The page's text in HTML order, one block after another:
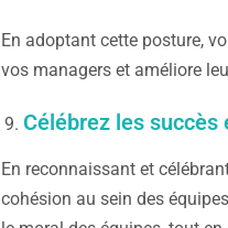
En adoptant cette posture,
vos managers et améliore
Célébrez les
En reconnaissant et
cohésion au sein des